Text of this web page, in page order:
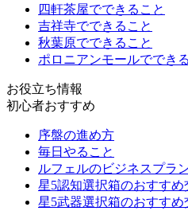
四軒茶屋でできること
吉祥寺でできること
秋葉原でできること
ポロニアンモールででき
お役立ち情報
初心者おすすめ
序盤の進め方
毎日やること
ルフェルのビジネスプラ
星5認知選択箱のおすすめ
星5武器選択箱のおすすめ